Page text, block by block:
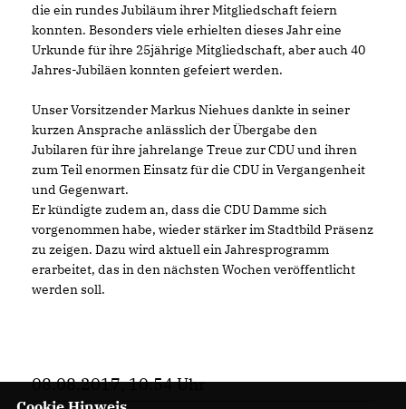
die ein rundes Jubiläum ihrer Mitgliedschaft feiern
konnten. Besonders viele erhielten dieses Jahr eine
Urkunde für ihre 25jährige Mitgliedschaft, aber auch 40
Jahres-Jubiläen konnten gefeiert werden.
Unser Vorsitzender Markus Niehues dankte in seiner
kurzen Ansprache anlässlich der Übergabe den
Jubilaren für ihre jahrelange Treue zur CDU und ihren
zum Teil enormen Einsatz für die CDU in Vergangenheit
und Gegenwart.
Er kündigte zudem an, dass die CDU Damme sich
vorgenommen habe, wieder stärker im Stadtbild Präsenz
zu zeigen. Dazu wird aktuell ein Jahresprogramm
erarbeitet, das in den nächsten Wochen veröffentlicht
werden soll.
08.08.2017, 10:54 Uhr